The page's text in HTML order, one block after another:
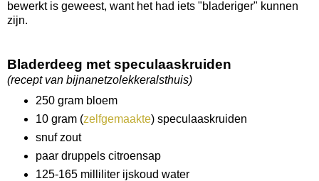
bewerkt is geweest, want het had iets "bladeriger" kunnen
zijn.
Bladerdeeg met speculaaskruiden
(recept van bijnanetzolekkeralsthuis)
250 gram bloem
10 gram (zelfgemaakte) speculaaskruiden
snuf zout
paar druppels citroensap
125-165 milliliter ijskoud water